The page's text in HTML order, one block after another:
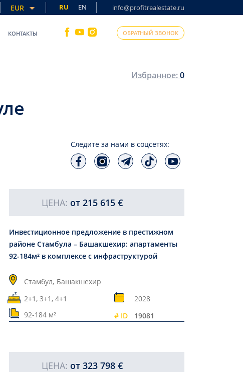
EUR RU EN info@profitrealestate.ru
КОНТАКТЫ ОБРАТНЫЙ ЗВОНОК
Избранное:0
Следите за нами в соцсетях:
ЦЕНА: от 215 615 €
Инвестиционное предложение в престижном
районе Стамбула – Башакшехир: апартаменты
92-184м² в комплексе с инфраструктурой
Стамбул, Башакшехир
2+1, 3+1, 4+1
2028
92-184 м²
# ID 19081
ЦЕНА: от 323 798 €